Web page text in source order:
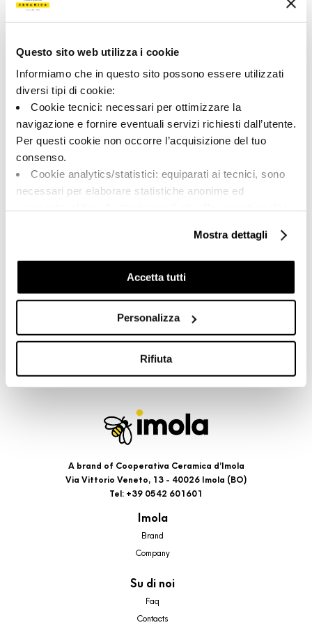
Questo sito web utilizza i cookie
Informiamo che in questo sito possono essere utilizzati
diversi tipi di cookie:
Cookie tecnici: necessari per ottimizzare la
navigazione e fornire eventuali servizi richiesti dall’utente.
Per questi cookie non occorre l’acquisizione del tuo
consenso.
Cookie analytics/statistici: equiparati ai tecnici, sono
necessari per elaborare statistiche anonime ed
Cookie di profilazione/marketing: sono utilizzati, solo
previo tuo consenso, per esaminare le tue abitudini di
navigazione e mostrarti quindi avvisi pubblicitari mirati, in
linea con le tue preferenze.
cookie di profilazione, selezionando uno dei bottoni sotto
riportati. Puoi avere maggiori dettagli visionando
l’Informativa estesa cookie. La chiusura del presente
banner comporterà il permanere dei soli cookie tecnici ed
comunque modificare le tue scelte in qualsiasi momento,
accedendo al link presente nel footer.
Mostra dettagli
Accetta tutti
Personalizza
Rifiuta
133416 | M2.0 RB60T
Collection
00308
Marron
Catégorie:
Fond
Format:
naturel
Aspect superficiel:
mat
Stonalisation:
Share:
A brand of Cooperativa Ceramica d’Imola
Via Vittorio Veneto, 13 - 40026 Imola (BO)
Tel: +39 0542 601601
Imola
Brand
Company
Su di noi
Faq
Contacts